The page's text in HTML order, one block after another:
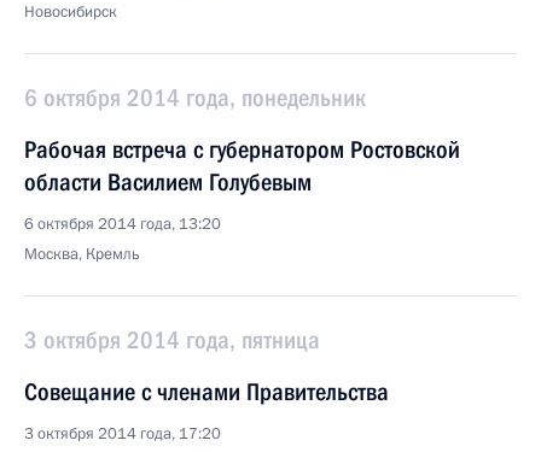
Новосибирск
6 октября 2014 года, понедельник
Рабочая встреча с губернатором Ростовской
области Василием Голубевым
6 октября 2014 года, 13:20
Москва, Кремль
3 октября 2014 года, пятница
Совещание с членами Правительства
3 октября 2014 года, 17:20